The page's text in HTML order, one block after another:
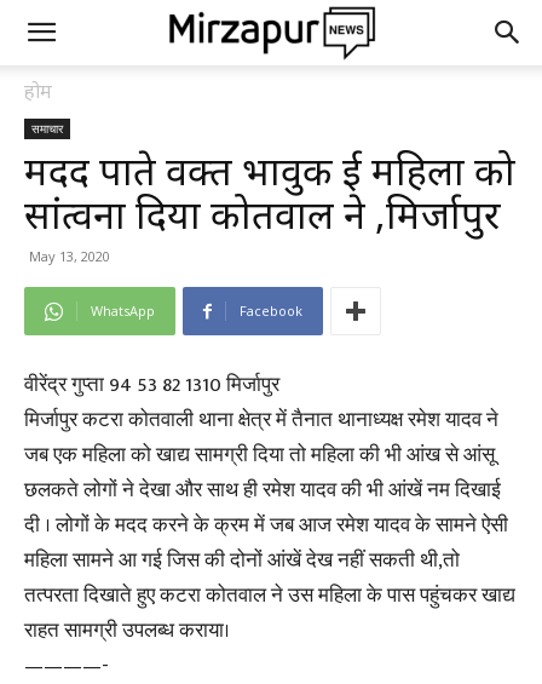
होम
समाचार
मदद पाते वक्त भावुक हुई महिला को
सांत्वना दिया कोतवाल ने ,मिर्जापुर
May 13, 2020
WhatsApp Facebook
वीरेंद्र गुप्ता 94 53 82 1310 मिर्जापुर
मिर्जापुर कटरा कोतवाली थाना क्षेत्र में तैनात थानाध्यक्ष रमेश यादव ने
जब एक महिला को खाद्य सामग्री दिया तो महिला की भी आंख से आंसू
छलकते लोगों ने देखा और साथ ही रमेश यादव की भी आंखें नम दिखाई
दी । लोगों के मदद करने के क्रम में जब आज रमेश यादव के सामने ऐसी
महिला सामने आ गई जिस की दोनों आंखें देख नहीं सकती थी,तो
तत्परता दिखाते हुए कटरा कोतवाल ने उस महिला के पास पहुंचकर खाद्य
राहत सामग्री उपलब्ध कराया।
————-